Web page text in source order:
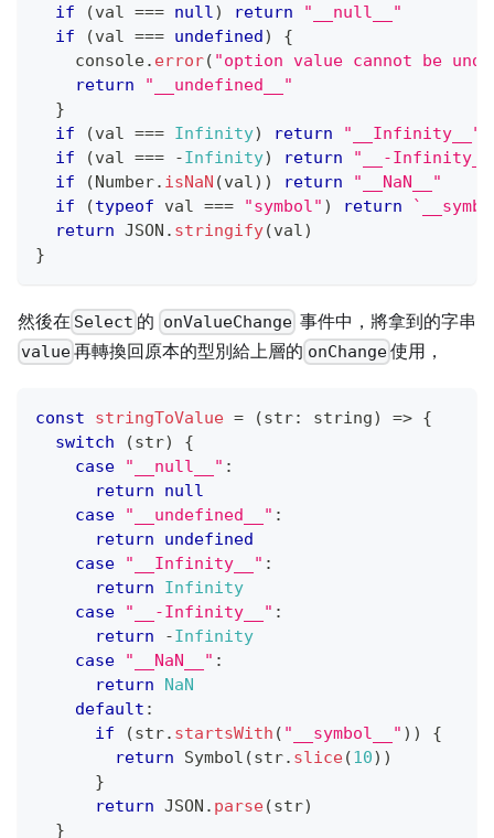
if
(val === null) return
"__null__"
if
(val === undefined)
{
console. error( "option value cannot be
return
"__undefined__"
}
if
(val === Infinity) return
"__Infinity__"
if
(val === -Infinity) return
"__-
if
(Number. isNaN (val) ) return
"__NaN__"
if
(typeof val === "symbol" ) return `
return JSON . stringify(val)
}
然後在 Select 的 onValueChange事件中，將拿到的字串
value再轉換回原本的型別給上層的 onChange使用，
const stringToValue = (str: string) => {
switch
(str)
{
case
"__null__" :
return
null
case
"__undefined__" :
return
undefined
case
"__Infinity__" :
return
Infinity
case
"__-Infinity__" :
return
-Infinity
case
"__NaN__" :
return
NaN
default :
if
(str. startsWith ( "__symbol__" ) )
{
return
Symbol (str. slice(10) )
}
return JSON . parse(str)
}